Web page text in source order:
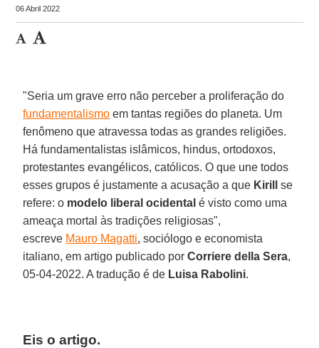
06 Abril 2022
"Seria um grave erro não perceber a proliferação do
fundamentalismo em tantas regiões do planeta. Um
fenômeno que atravessa todas as grandes religiões.
Há fundamentalistas islâmicos, hindus, ortodoxos,
protestantes evangélicos, católicos. O que une todos
esses grupos é justamente a acusação a que Kirill
se
refere: o modelo liberal ocidental é visto como uma
ameaça mortal às tradições religiosas",
escreve Mauro Magatti, sociólogo e economista
italiano, em artigo publicado porCorriere della Sera,
05-04-2022. A tradução é de Luisa Rabolini.
Eis o artigo.